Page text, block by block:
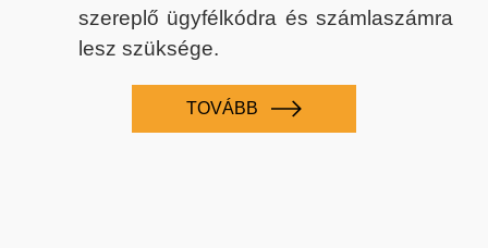
szereplő ügyfélkódra és számlaszámra
lesz szüksége.
TOVÁBB